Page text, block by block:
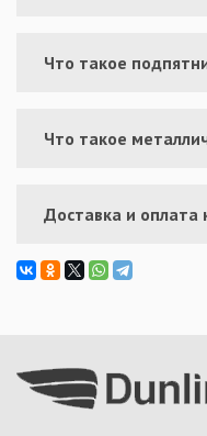
Что такое
Что такое
Доставка и оплата